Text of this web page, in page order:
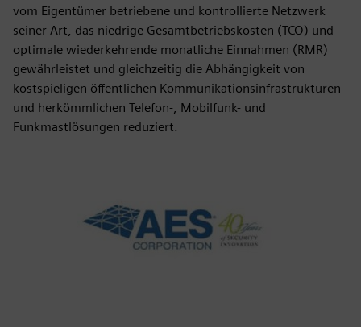
vom Eigentümer betriebene und kontrollierte Netzwerk
seiner Art, das niedrige Gesamtbetriebskosten (TCO) und
optimale wiederkehrende monatliche Einnahmen (RMR)
gewährleistet und gleichzeitig die Abhängigkeit von
kostspieligen öffentlichen Kommunikationsinfrastrukturen
und herkömmlichen Telefon-, Mobilfunk- und
Funkmastlösungen reduziert.